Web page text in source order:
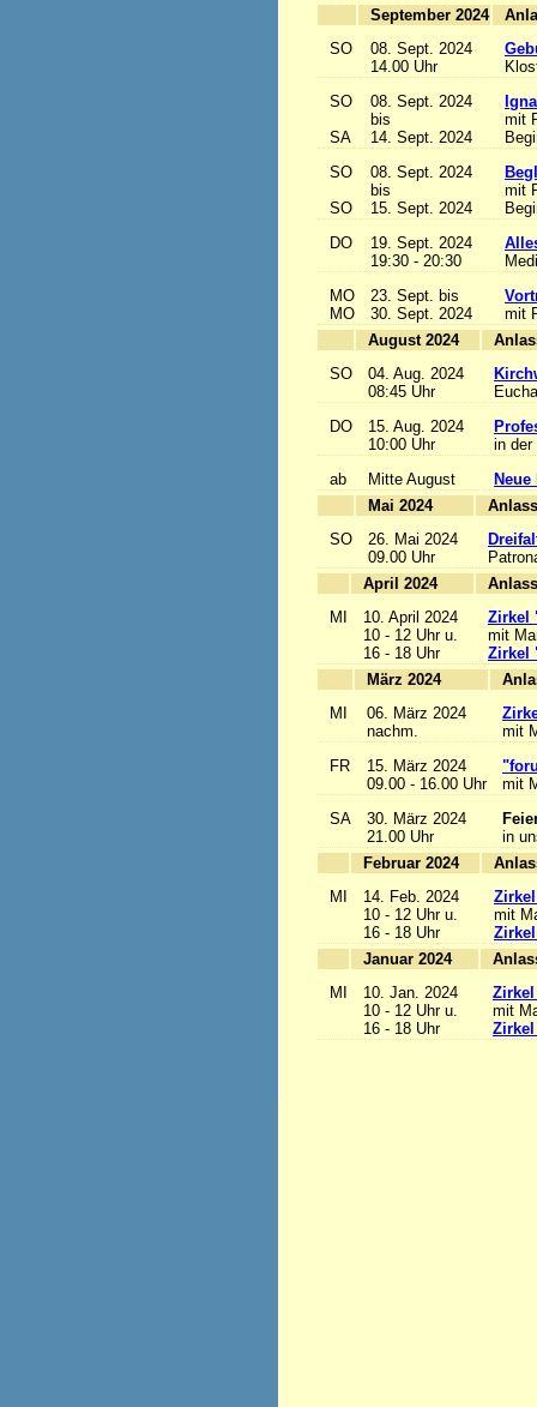
September 2024
SO
08. Sept. 2024
14.00 Uhr
SO
SA
08. Sept. 2024
bis
14. Sept. 2024
mit
SO
SO
08. Sept. 2024
bis
15. Sept. 2024
mit
DO
19. Sept. 2024
19:30 - 20:30
MO
MO
23. Sept. bis
30. Sept. 2024
mit
August 2024
SO
04. Aug. 2024
08:45 Uhr
DO
15. Aug. 2024
10:00 Uhr
in der
ab
Mitte August
Mai 2024
SO
26. Mai 2024
09.00 Uhr
April 2024
MI
10. April 2024
10 - 12 Uhr u.
16 - 18 Uhr
Zirkel
mit
Zirkel
März 2024
MI
06. März 2024
nachm.
mit
FR
15. März 2024
09.00 - 16.00 Uhr
mit
SA
30. März 2024
21.00 Uhr
in
Februar 2024
MI
14. Feb. 2024
10 - 12 Uhr u.
16 - 18 Uhr
mit
Januar 2024
MI
10. Jan. 2024
10 - 12 Uhr u.
16 - 18 Uhr
mit